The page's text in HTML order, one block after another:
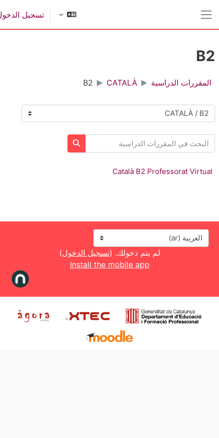
تسجيل الدخول
المقررات الدراسية CATALÀ
B2
المقررات
في المقررات الدراسية
البحث في المقررات
Català B2 Professorat
لم يتم دخولك. (تسجيل الدخول)
Install the mobile app